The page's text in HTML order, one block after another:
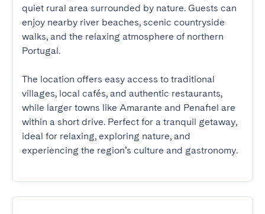
quiet rural area surrounded by nature. Guests can
enjoy nearby river beaches, scenic countryside
walks, and the relaxing atmosphere of northern
Portugal.
The location offers easy access to traditional
villages, local cafés, and authentic restaurants,
while larger towns like Amarante and Penafiel are
within a short drive. Perfect for a tranquil getaway,
ideal for relaxing, exploring nature, and
experiencing the region’s culture and gastronomy.